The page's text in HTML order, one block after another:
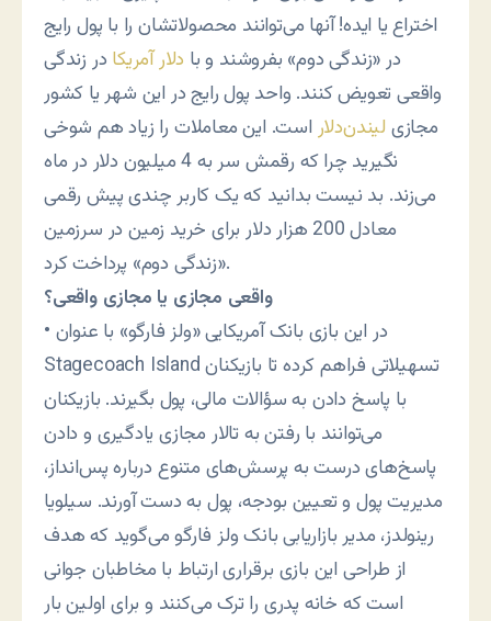
اختراع یا ایده! آنها می‌توانند محصولاتشان را با پول رایج
در «زندگی دوم» بفروشند و با دلار آمریکا در زندگی
واقعی تعویض کنند. واحد پول رایج در این شهر یا کشور
مجازی لیندن‌دلار است. این معاملات را زیاد هم شوخی
نگیرید چرا که رقمش سر به 4 میلیون دلار در ماه
می‌زند. بد نیست بدانید که یک کاربر چندی پیش رقمی
معادل 200 هزار دلار برای خرید زمین در سرزمین
«زندگی دوم» پرداخت کرد.
واقعی مجازی یا مجازی واقعی؟
• در این بازی بانک آمریکایی «ولز فارگو» با عنوان
Stagecoach Island تسهیلاتی فراهم کرده تا بازیکنان
با پاسخ دادن به سؤالات مالی، پول بگیرند. بازیکنان
می‌توانند با رفتن به تالار مجازی یادگیری و دادن
پاسخ‌های درست به پرسش‌های متنوع درباره پس‌انداز،
مدیریت پول و تعیین بودجه، پول به دست آورند. سیلویا
رینولدز، مدیر بازاریابی بانک ولز فارگو می‌گوید که هدف
از طراحی این بازی برقراری ارتباط با مخاطبان جوانی
است که خانه پدری را ترک می‌کنند و برای اولین بار